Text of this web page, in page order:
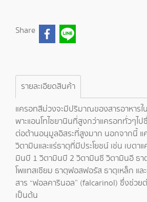
Share
รายละเอียดสินค้า
แครอทสีม่วงจะมีปริมาณของสารอาหารใ
พาะแอนโทไซยานินที่สูงกว่าแครอททั่วๆไ
ต่อต้านอนุมูลอิสระที่สูงมาก นอกจากนี้ แ
วิตามินและแร่ธาตุที่มีประโยชน์ เช่น เบตา
มินบี 1 วิตามินบี 2 วิตามินซี วิตามินอี ธา
โพแทสเซียม ธาตุฟอสฟอรัส ธาตุเหล็ก แ
สาร “ฟอลคารินอล” (falcarinol) ซึ่งช่วย
เป็นต้น